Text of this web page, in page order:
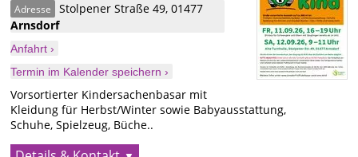
Adresse Stolpener Straße 49,01477
Arnsdorf
Anfahrt ›
Termin im Kalender speichern ›
Vorsortierter Kindersachenbasar mit
Kleidung für Herbst/Winter sowie Babyausstattung,
Schuhe, Spielzeug, Büche..